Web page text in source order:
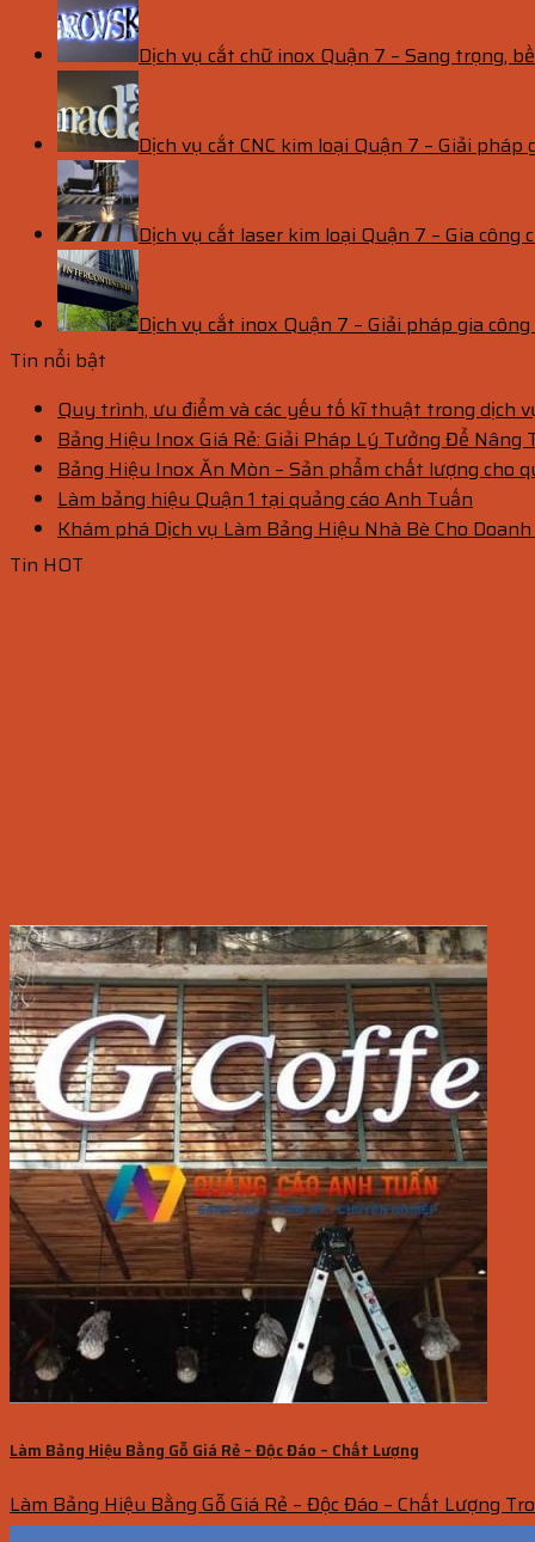
Dịch vụ cắt chữ inox Quận 7 – Sang trọng,
Dịch vụ cắt CNC kim loại Quận 7 – Giải
Dịch vụ cắt laser kim loại Quận 7 – Gia
Dịch vụ cắt inox Quận 7 – Giải pháp gia
Tin nổi bật
Quy trình, ưu điểm và các yếu tố kĩ thuật trong dịch
Bảng Hiệu Inox Giá Rẻ: Giải Pháp Lý Tưởng Để Nâng
Bảng Hiệu Inox Ăn Mòn – Sản phẩm chất lượng cho
Làm bảng hiệu Quận 1 tại quảng cáo Anh Tuấn
Khám phá Dịch vụ Làm Bảng Hiệu Nhà Bè Cho
Tin HOT
Làm Bảng Hiệu Bằng Gỗ Giá Rẻ – Độc Đáo – Chất Lượng
Làm Bảng Hiệu Bằng Gỗ Giá Rẻ – Độc Đáo – Chất Lượng